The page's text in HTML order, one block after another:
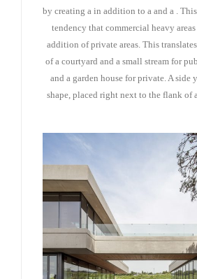
by creating a in addition to a and a .
tendency that commercial heavy
addition of private areas. This
of a courtyard and a small stream for
and a garden house for private. A side
shape, placed right next to the flank of